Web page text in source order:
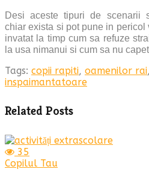
Desi aceste tipuri de scenarii
chiar exista si pot pune in
invatat la timp cum sa refuze
la usa nimanui si cum sa nu
Tags: copii rapiti, oamenilor rai,
inspaimantatoare
Related Posts
35
Copilul Tau